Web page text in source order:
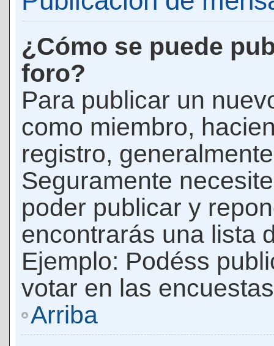
¿Cómo se puede
foro?
Para publicar un
como miembro,
registro,
Seguramente
poder publicar y
encontrarás una lista
Ejemplo: Podéss
votar en las
Arriba